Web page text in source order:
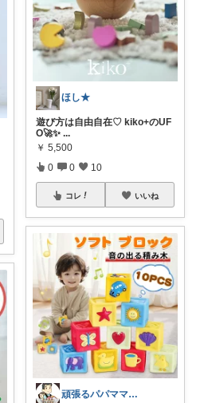
ほし★
遊び方は自由自在♡ kiko+のUF
O🚀✨ ...
￥ 5,500
0 0 10
コレ いいね
頑張るパパママ応援隊@育児・子供用品紹介